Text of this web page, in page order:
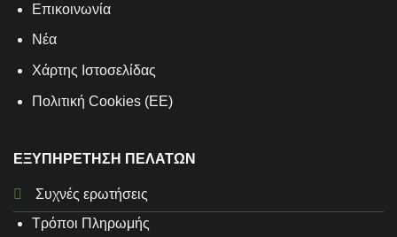
Επικοινωνία
Νέα
Χάρτης Ιστοσελίδας
Πολιτική Cookies (ΕΕ)
ΕΞΥΠΗΡΕΤΗΣΗ ΠΕΛΑΤΩΝ
Συχνές ερωτήσεις
Τρόποι Πληρωμής